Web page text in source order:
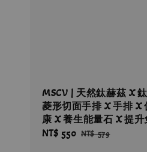
MSCV | 天然鈦赫茲 X
菱形切面手排 X 手排 X
康 X 養生能量石 X 提升
Sale
NT$ 550 Regular
NT$ 579